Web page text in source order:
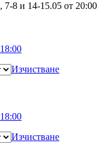
7-8 и 14-15.05 от 20:00
Изчистване
Изчистване